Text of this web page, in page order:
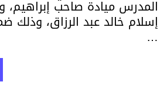
المدرس ميادة صاحب إبراهيم،
إسلام خالد عبد الرزاق، وذلك
…